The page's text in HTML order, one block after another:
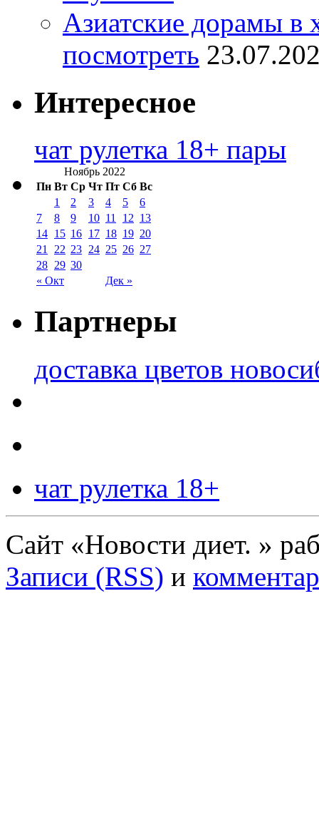
Азиатские дорамы в
посмотреть
Интересное
чат рулетка 18+ пары
Ноябрь 2022
Пн Вт Ср Чт Пт Сб Вс
« Окт Дек »
1 2 3 4 5
6
7
8 9 10 11 12 13
14 15 16 17 18 19 20
21 22 23 24 25 26 27
28 29 30
Партнеры
доставка цветов
чат рулетка 18+
Сайт «Новости диет. »
Записи (RSS) и